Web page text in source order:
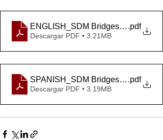
ENGLISH_SDM BridgesV_Mar20
.pdf
Descargar PDF • 3.21MB
SPANISH_SDM BridgesV_Mar20
.pdf
Descargar PDF • 3.19MB